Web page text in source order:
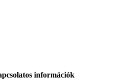
információk